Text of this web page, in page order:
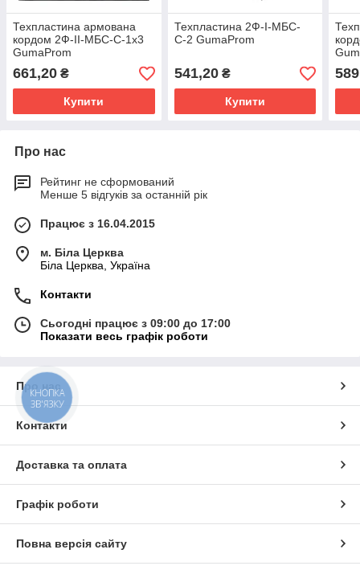
Техпластина армована
кордом 2Ф-ІІ-МБС-С-1х3
GumaProm
661,20 ₴
Купити
Техпластина 2Ф-І-МБС-
С-2 GumaProm
541,20₴
Купити
Про нас
Рейтинг не сформований
Менше 5 відгуків за останній рік
Працює з 16.04.2015
м. Біла Церква
Біла Церква, Україна
Контакти
Сьогодні працює з 09:00 до 17:00
Показати весь графік роботи
Про нас
Контакти
Доставка та оплата
Графік роботи
Повна версія сайту
КНОПКА
ЗВ'ЯЗКУ